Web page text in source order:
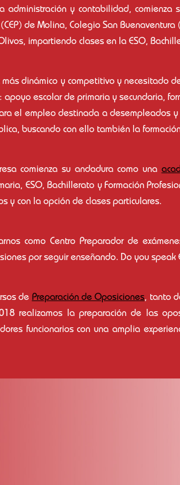
administración y contabilidad,
de Molina, Colegio San
impartiendo clases en la ESO,
más dinámico y competitivo y necesitado
escolar de primaria y secundaria,
el empleo destinada a desempleados
buscando con ello también la
comienza su andadura como una
ESO, Bachillerato y Formación
y con la opción de clases particulares.
como Centro Preparador de
por seguir enseñando. Do you speak
dePreparación de Oposiciones, tanto
realizamos la preparación de las
funcionarios con una amplia